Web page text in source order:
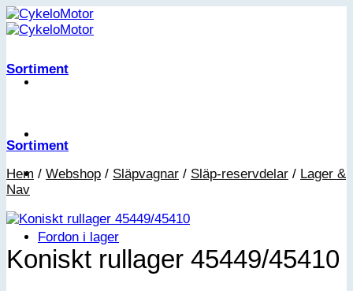
Skip
to
Fordon i lager
Sortiment
Sortiment
Hem / Webshop / Släpvagnar / Släp-reservdelar / Lager &
Nav
Koniskt rullager 45449/45410